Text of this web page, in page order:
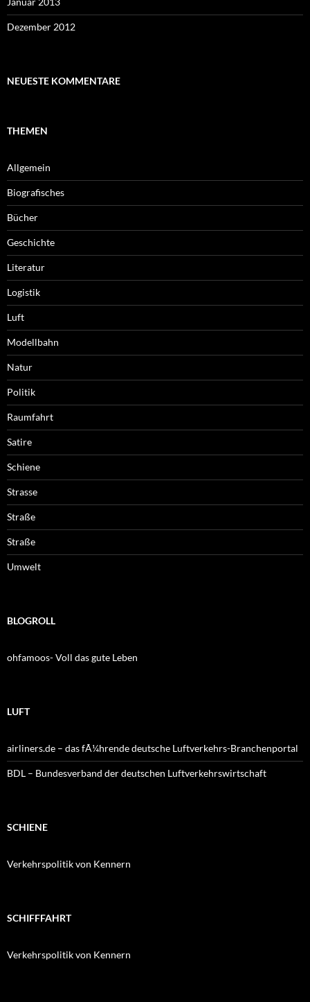
Dezember 2012
NEUESTE KOMMENTARE
THEMEN
Allgemein
Biografisches
Bücher
Geschichte
Literatur
Logistik
Luft
Modellbahn
Natur
Politik
Raumfahrt
Satire
Schiene
Strasse
Straße
Straße
Umwelt
BLOGROLL
ohfamoos- Voll das gute Leben
LUFT
airliners.de – das fÃ¼hrende deutsche Luftverkehrs-Branchenportal
BDL – Bundesverband der deutschen Luftverkehrswirtschaft
SCHIENE
Verkehrspolitik von Kennern
SCHIFFFAHRT
Verkehrspolitik von Kennern